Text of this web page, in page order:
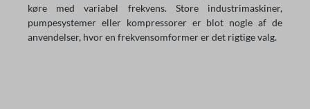
køre med variabel frekvens. Store industrimaskiner,
pumpesystemer eller kompressorer er blot nogle af de
anvendelser, hvor en frekvensomformer er det rigtige valg.